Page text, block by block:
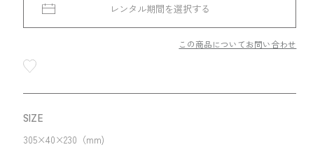
レンタル期間を選択する
この商品についてお問い合わせ
SIZE
305×40×230（mm)